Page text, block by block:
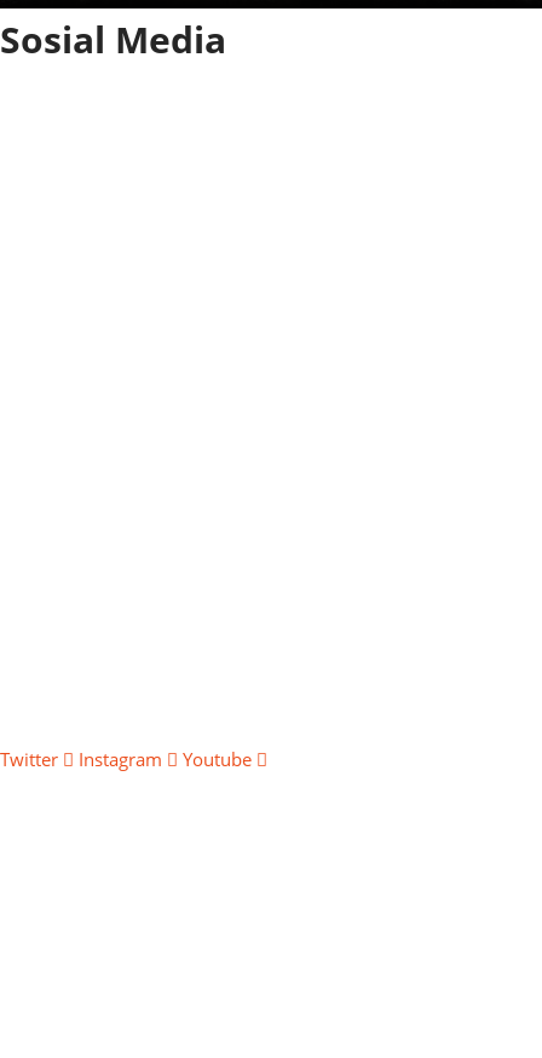
Sosial Media
Twitter Instagram Youtube